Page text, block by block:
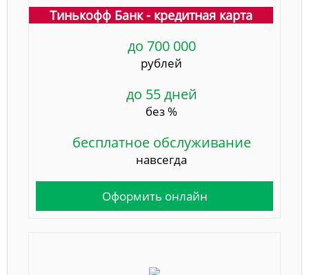
Тинькофф Банк - кредитная карта
до 700 000
рублей
до 55 дней
без %
бесплатное обслуживание
навсегда
Оформить онлайн